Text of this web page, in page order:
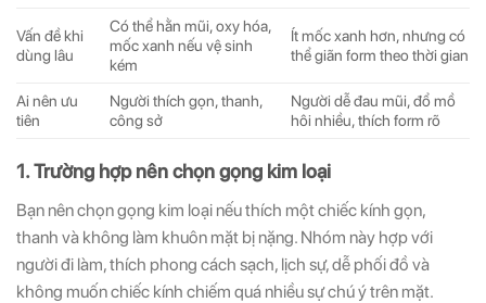
Vấn đề khi
dùng lâu
Có thể hằn mũi, oxy hóa,
mốc xanh nếu vệ sinh
kém
Ít mốc xanh hơn, nhưng có
thể giãn form theo thời gian
Ai nên ưu
tiên
Người thích gọn, thanh,
công sở
Người dễ đau mũi, đổ mồ
hôi nhiều, thích form rõ
1. Trường hợp nên chọn gọng kim loại
Bạn nên chọn gọng kim loại nếu thích một chiếc kính gọn,
thanh và không làm khuôn mặt bị nặng. Nhóm này hợp với
người đi làm, thích phong cách sạch, lịch sự, dễ phối đồ và
không muốn chiếc kính chiếm quá nhiều sự chú ý trên mặt.